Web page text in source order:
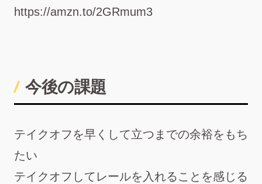
https://amzn.to/2GRmum3
今後の課題
テイクオフを早くして立つまでの余裕をもち
たい
テイクオフしてレールを入れることを感じる